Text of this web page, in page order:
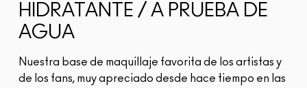
HIDRATANTE / A PRUEBA DE
AGUA
Nuestra base de maquillaje favorita de los artistas y
de los fans, muy apreciado desde hace tiempo en las